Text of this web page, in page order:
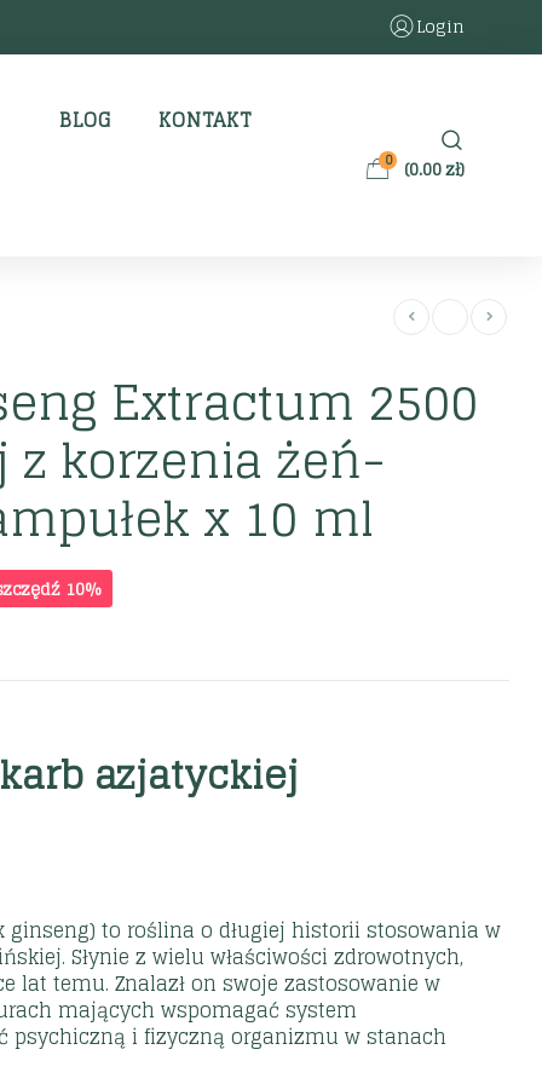
Login
BLOG KONTAKT
0 (0.00zł)
Extractum 2500
z korzenia żeń-
x 10 ml
10%
azjatyckiej
ginseng) to roślina o długiej historii stosowania w
Słynie z wielu właściwości zdrowotnych,
lat temu. Znalazł on swoje zastosowanie w
mających wspomagać system
psychiczną i fizyczną organizmu w stanach